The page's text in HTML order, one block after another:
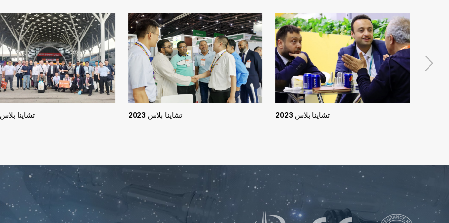
تشاينا بلاس 2023 تشاينا بلاس 2023 تشاينا بلاس 2023